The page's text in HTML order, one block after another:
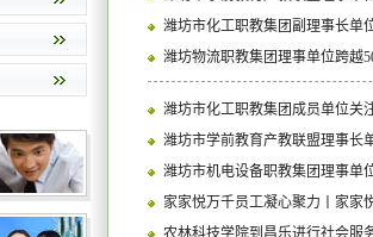
潍坊市化工职教集团副理事长单
潍坊物流职教集团理事单位跨越
潍坊市化工职教集团成员单位关
潍坊市学前教育产教联盟理事长
潍坊市机电设备职教集团理事单
家家悦万千员工凝心聚力丨家家
农林科技学院到昌乐进行社会服